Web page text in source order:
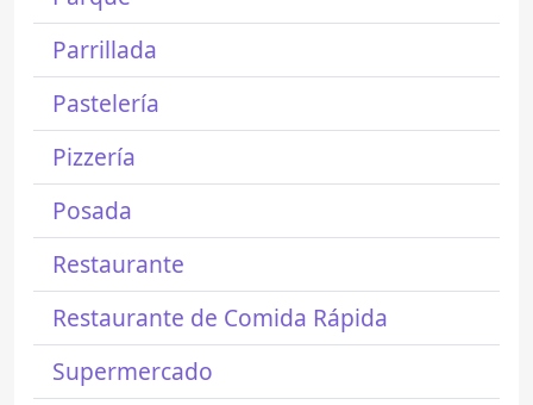
Parrillada
Pastelería
Pizzería
Posada
Restaurante
Restaurante de Comida Rápida
Supermercado